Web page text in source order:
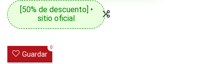
[50% de descuento] •
sitio oficial
Guardar
0